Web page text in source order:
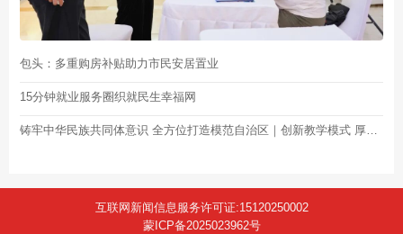
包头：多重购房补贴助力市民安居置业
15分钟就业服务圈织就民生幸福网
铸牢中华民族共同体意识 全方位打造模范自治区｜创新教学模式 厚植语言根基
互联网新闻信息服务许可证:15120250002
蒙ICP备2025023962号